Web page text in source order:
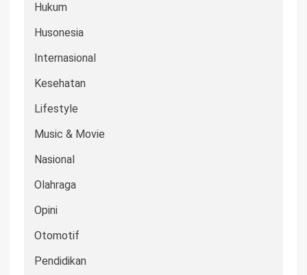
Hukum
Husonesia
Internasional
Kesehatan
Lifestyle
Music & Movie
Nasional
Olahraga
Opini
Otomotif
Pendidikan